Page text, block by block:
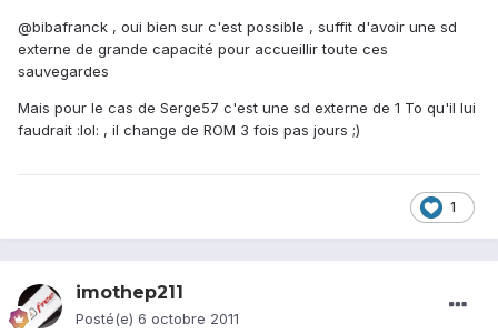
@bibafranck , oui bien sur c'est possible , suffit d'avoir une sd
externe de grande capacité pour accueillir toute ces
sauvegardes
Mais pour le cas de Serge57 c'est une sd externe de 1 To qu'il lui
faudrait :lol: , il change de ROM 3 fois pas jours ;)
1
imothep211
Posté(e) 6 octobre 2011